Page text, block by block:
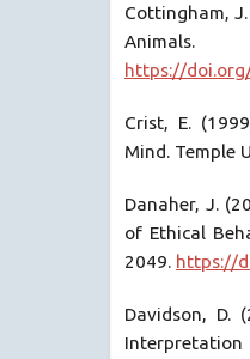
Cottingham, J.
https://
Crist, E.
Mind. Temple
Danaher, J.
of Ethical
2049. https://
Davidson, D.